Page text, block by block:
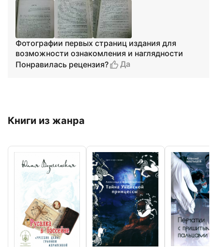
Фотографии первых страниц издания для
возможности ознакомления и наглядности
Понравилась рецензия?
Да
Книги из жанра